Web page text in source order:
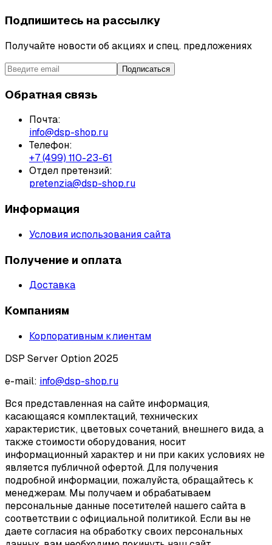
Подпишитесь на рассылку
Получайте новости об акциях и спец. предложениях
Подписаться
Обратная связь
Почта:
info@dsp-shop.ru
Телефон:
+7 (499) 110-23-61
Отдел претензий:
pretenzia@dsp-shop.ru
Информация
Условия использования сайта
Получение и оплата
Доставка
Компаниям
Корпоративным клиентам
DSP Server Option 2025
e-mail: info@dsp-shop.ru
Вся представленная на сайте информация,
касающаяся комплектаций, технических
характеристик, цветовых сочетаний, внешнего вида, а
также стоимости оборудования, носит
информационный характер и ни при каких условиях не
является публичной офертой. Для получения
подробной информации, пожалуйста, обращайтесь к
менеджерам. Мы получаем и обрабатываем
персональные данные посетителей нашего сайта в
соответствии с официальной политикой. Если вы не
даете согласия на обработку своих персональных